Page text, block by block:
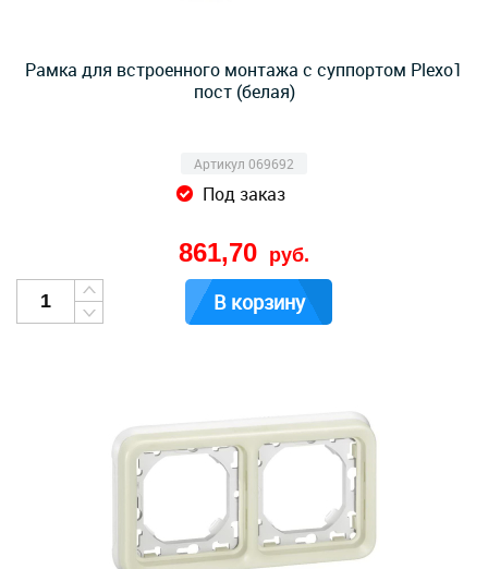
Рамка для встроенного монтажа с суппортом Plexo1
пост (белая)
Артикул 069692
Под заказ
861,70 руб.
В корзину